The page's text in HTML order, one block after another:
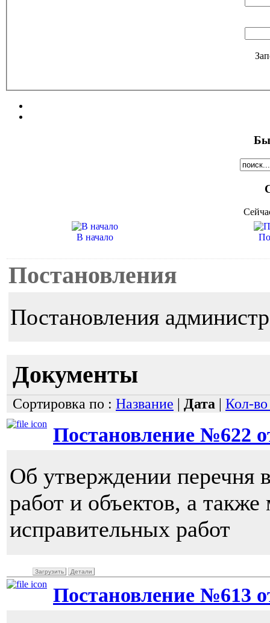
В начало
Постановления
Постановления
Документы
Сортировка по : Название | Дата | Кол-во
Постановление №622
Об утверждении перечня
работ и объектов, а
исправительных работ
Загрузить Детали
Постановление №613